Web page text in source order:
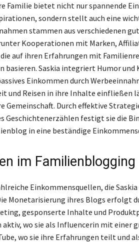
Familie bietet nicht nur spannende
sondern stellt auch eine
stammen aus verschiedenen
Kooperationen mit Marken,
auf ihren Erfahrungen mit
basieren. Saskia integriert Humor
Einkommen durch
und Reisen in ihre Inhalte einfließen
Gemeinschaft. Durch effektive
Geschichtenerzählen festigt sie die
in eine beständige
im Familienblogging
Einkommensquellen, die
Monetarisierung ihres Blogs erfolgt
gesponserte Inhalte und
aktiv, wo sie als Influencerin mit einer
wo sie ihre Erfahrungen teilt und